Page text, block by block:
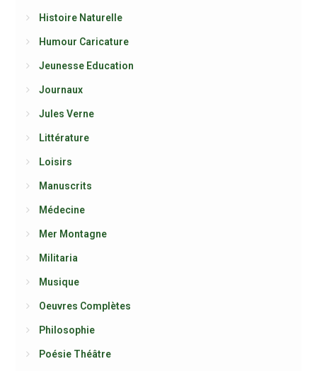
Histoire Naturelle
Humour Caricature
Jeunesse Education
Journaux
Jules Verne
Littérature
Loisirs
Manuscrits
Médecine
Mer Montagne
Militaria
Musique
Oeuvres Complètes
Philosophie
Poésie Théâtre